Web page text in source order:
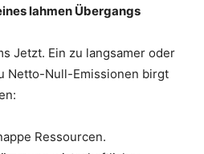
lahmen Übergangs
Jetzt. Ein zu langsamer oder
Netto-Null-Emissionen birgt
Ressourcen.